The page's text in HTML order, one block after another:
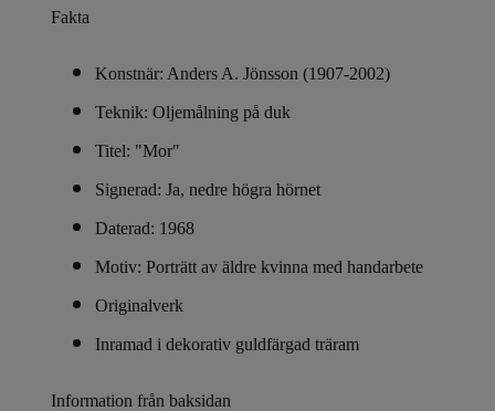
Fakta
Konstnär: Anders A. Jönsson (1907-2002)
Teknik: Oljemålning på duk
Titel: "Mor"
Signerad: Ja, nedre högra hörnet
Daterad: 1968
Motiv: Porträtt av äldre kvinna med handarbete
Originalverk
Inramad i dekorativ guldfärgad träram
Information från baksidan